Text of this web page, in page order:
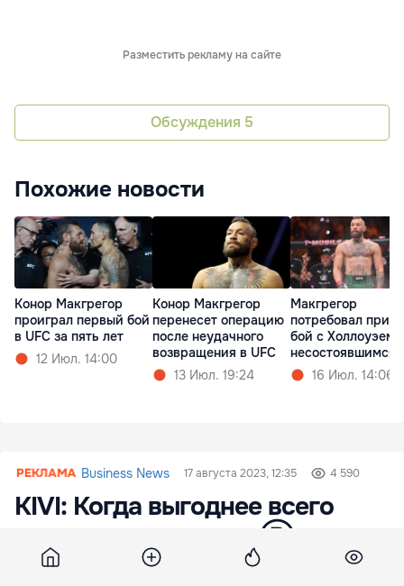
Разместить рекламу на сайте
Обсуждения 5
Похожие новости
Конор Макгрегор
проиграл первый бой
в UFC за пять лет
12 Июл. 14:00
Конор Макгрегор
перенесет операцию
после неудачного
возвращения в UFC
13 Июл. 19:24
Макгрегор
потребовал
бой с Холлоуэем
несостоявшимся
16 Июл. 14:06
Business News 17 августа 2023, 12:35 4 590
KIVI: Когда выгоднее всего
покупать телевизор Ⓟ